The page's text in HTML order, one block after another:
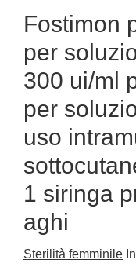
Fostimon
per
300 ui/ml
per
uso
1 siringa
aghi
Sterilità femminile